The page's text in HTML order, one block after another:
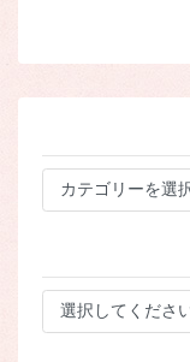
テ
ー